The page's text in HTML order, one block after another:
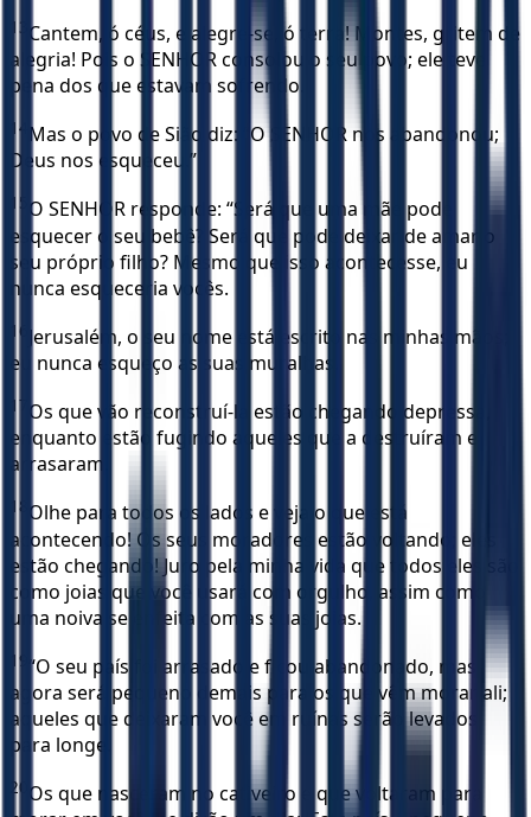
13 Cantem, ó céus, e alegre-se, ó terra! Montes, gritem de
alegria! Pois o SENHOR consolou o seu povo; ele teve
pena dos que estavam sofrendo.
14 Mas o povo de Sião diz: “O SENHOR nos abandonou;
Deus nos esqueceu.”
15 O SENHOR responde: “Será que uma mãe pode
esquecer o seu bebê? Será que pode deixar de amar o
seu próprio filho? Mesmo que isso acontecesse, eu
nunca esqueceria vocês.
16 Jerusalém, o seu nome está escrito nas minhas mãos;
eu nunca esqueço as suas muralhas.
17 Os que vão reconstruí-la estão chegando depressa,
enquanto estão fugindo aqueles que a destruíram e
arrasaram.
18 Olhe para todos os lados e veja o que está
acontecendo! Os seus moradores estão voltando; eles
estão chegando! Juro pela minha vida que todos eles são
como joias que você usará com orgulho, assim como
uma noiva se enfeita com as suas joias.
19 “O seu país foi arrasado e ficou abandonado, mas
agora será pequeno demais para os que vêm morar ali;
aqueles que deixaram você em ruínas serão levados
para longe.
20 Os que nasceram no cativeiro e que voltaram para